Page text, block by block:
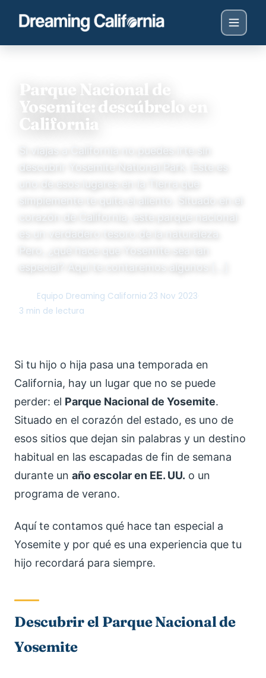
Parque Nacional de
Yosemite: descúbrelo en
California
Si viajas a California no puedes irte sin
descubrir Yosemite National Park. Este es
uno de esos lugares en la Tierra que
simplemente te quita el aliento. Situado en el
corazón de California, este parque nacional
es un verdadero tesoro de la naturaleza.
Pero, ¿qué hace que Yosemite sea tan
especial? Aquí te contaremos algunos […]
Equipo Dreaming California 23 Nov 2023
3 min de lectura
Si tu hijo o hija pasa una temporada en
California, hay un lugar que no se puede
perder: el Parque Nacional de Yosemite.
Situado en el corazón del estado, es uno de
esos sitios que dejan sin palabras y un destino
habitual en las escapadas de fin de semana
durante un año escolar en EE. UU. o un
programa de verano.
Aquí te contamos qué hace tan especial a
Yosemite y por qué es una experiencia que tu
hijo recordará para siempre.
Descubrir el Parque Nacional de
Yosemite